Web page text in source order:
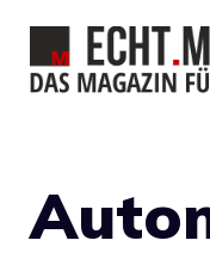
Inhalt
springen